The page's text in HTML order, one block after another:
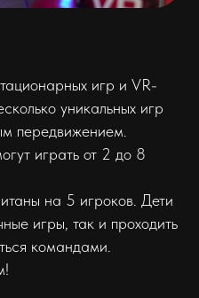
игр и VR-
уникальных игр
передвижением.
играть от 2 до 8
на 5 игроков. Дети
игры, так и проходить
командами.